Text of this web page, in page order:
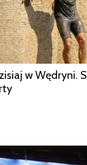
w Wędryni.